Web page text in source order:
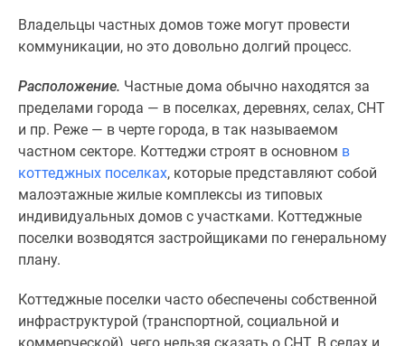
Москве
Программа
Москве
премиум-
Новостройки
Рассрочка
Траншевая
ипотека
Владельцы частных домов тоже могут провести
коммуникации, но это довольно долгий процесс.
Расположение. Частные дома обычно находятся за
пределами города — в поселках, деревнях, селах, СНТ
и пр. Реже — в черте города, в так называемом
частном секторе. Коттеджи строят в основном в
коттеджных поселках, которые представляют собой
малоэтажные жилые комплексы из типовых
индивидуальных домов с участками. Коттеджные
поселки возводятся застройщиками по генеральному
плану.
Коттеджные поселки часто обеспечены собственной
инфраструктурой (транспортной, социальной и